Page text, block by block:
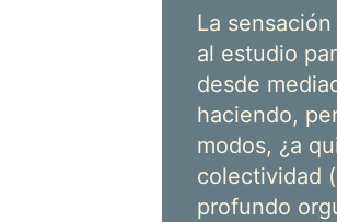
La
al estudio
desde
haciendo,
modos, ¿a
colectividad
profundo